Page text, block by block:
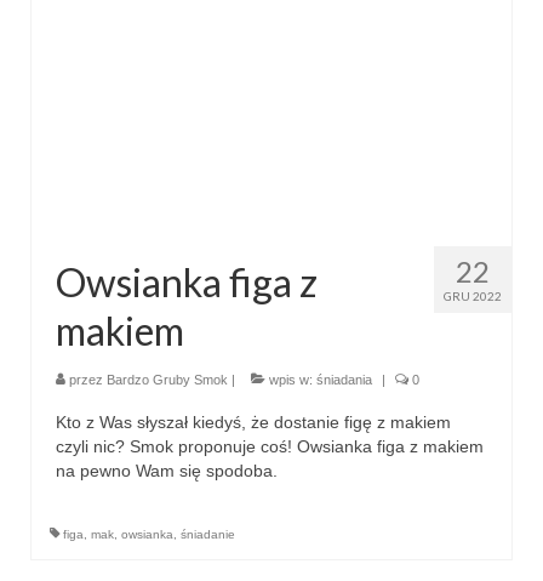
22
GRU 2022
Owsianka figa z
makiem
przez Bardzo Gruby Smok | wpis w: śniadania | 0
Kto z Was słyszał kiedyś, że dostanie figę z makiem
czyli nic? Smok proponuje coś! Owsianka figa z makiem
na pewno Wam się spodoba.
figa mak owsianka śniadanie